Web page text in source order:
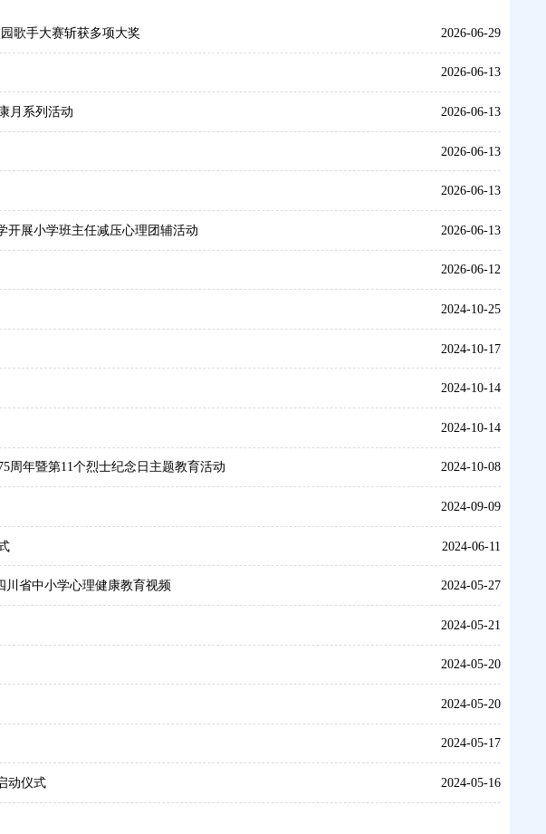
歌手大赛斩获多项大奖 2026-06-29
2026-06-13
月系列活动 2026-06-13
2026-06-13
2026-06-13
展小学班主任减压心理团辅活动 2026-06-13
2026-06-12
2024-10-25
2024-10-17
2024-10-14
2024-10-14
年暨第11个烈士纪念日主题教育活动 2024-10-08
2024-09-09
2024-06-11
省中小学心理健康教育视频 2024-05-27
2024-05-21
2024-05-20
2024-05-20
2024-05-17
动仪式 2024-05-16